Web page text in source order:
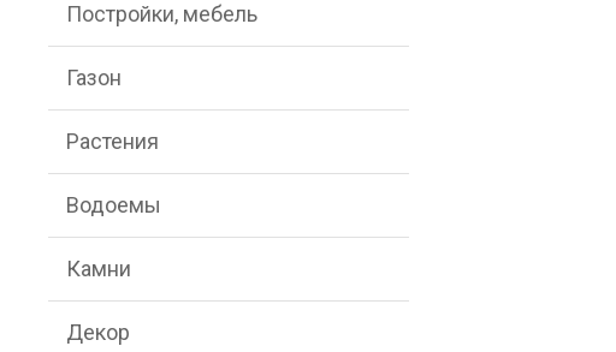
Постройки, мебель
Газон
Растения
Водоемы
Камни
Декор